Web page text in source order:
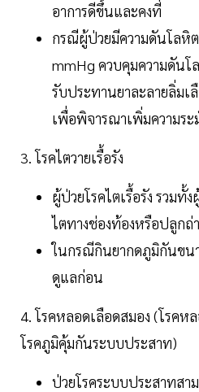
อาการดีขึ้นและคงที่
กรณีผู้ป่วยมีความดันโลหิ
mmHg ควบคุมความดัน
รับประทานยาละลายลิ่มเ
เพื่อพิจารณาเพิ่มความระ
3. โรคไตวายเรื้อรัง
ผู้ป่วยโรคไตเรื้อรัง รวมทั้
ไตทางช่องท้องหรือปลูกถ่
ในกรณีกินยากดภูมิกันขน
ดูแลก่อน
4. โรคหลอดเลือดสมอง (โรคห
โรคภูมิคุ้มกันระบบประสาท)
ป่วยโรคระบบประสาทสา